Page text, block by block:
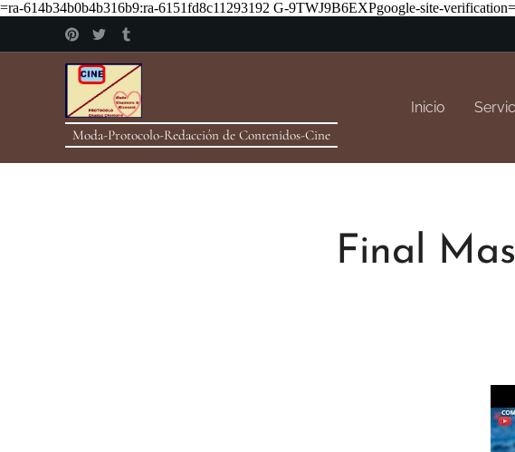
=ra-614b34b0b4b316b9:ra-6151fd8c11293192 G-9TWJ9B6EXPgoogle-site-
Moda-Protocolo-Redacción de Contenidos-Cine
Inicio
Final